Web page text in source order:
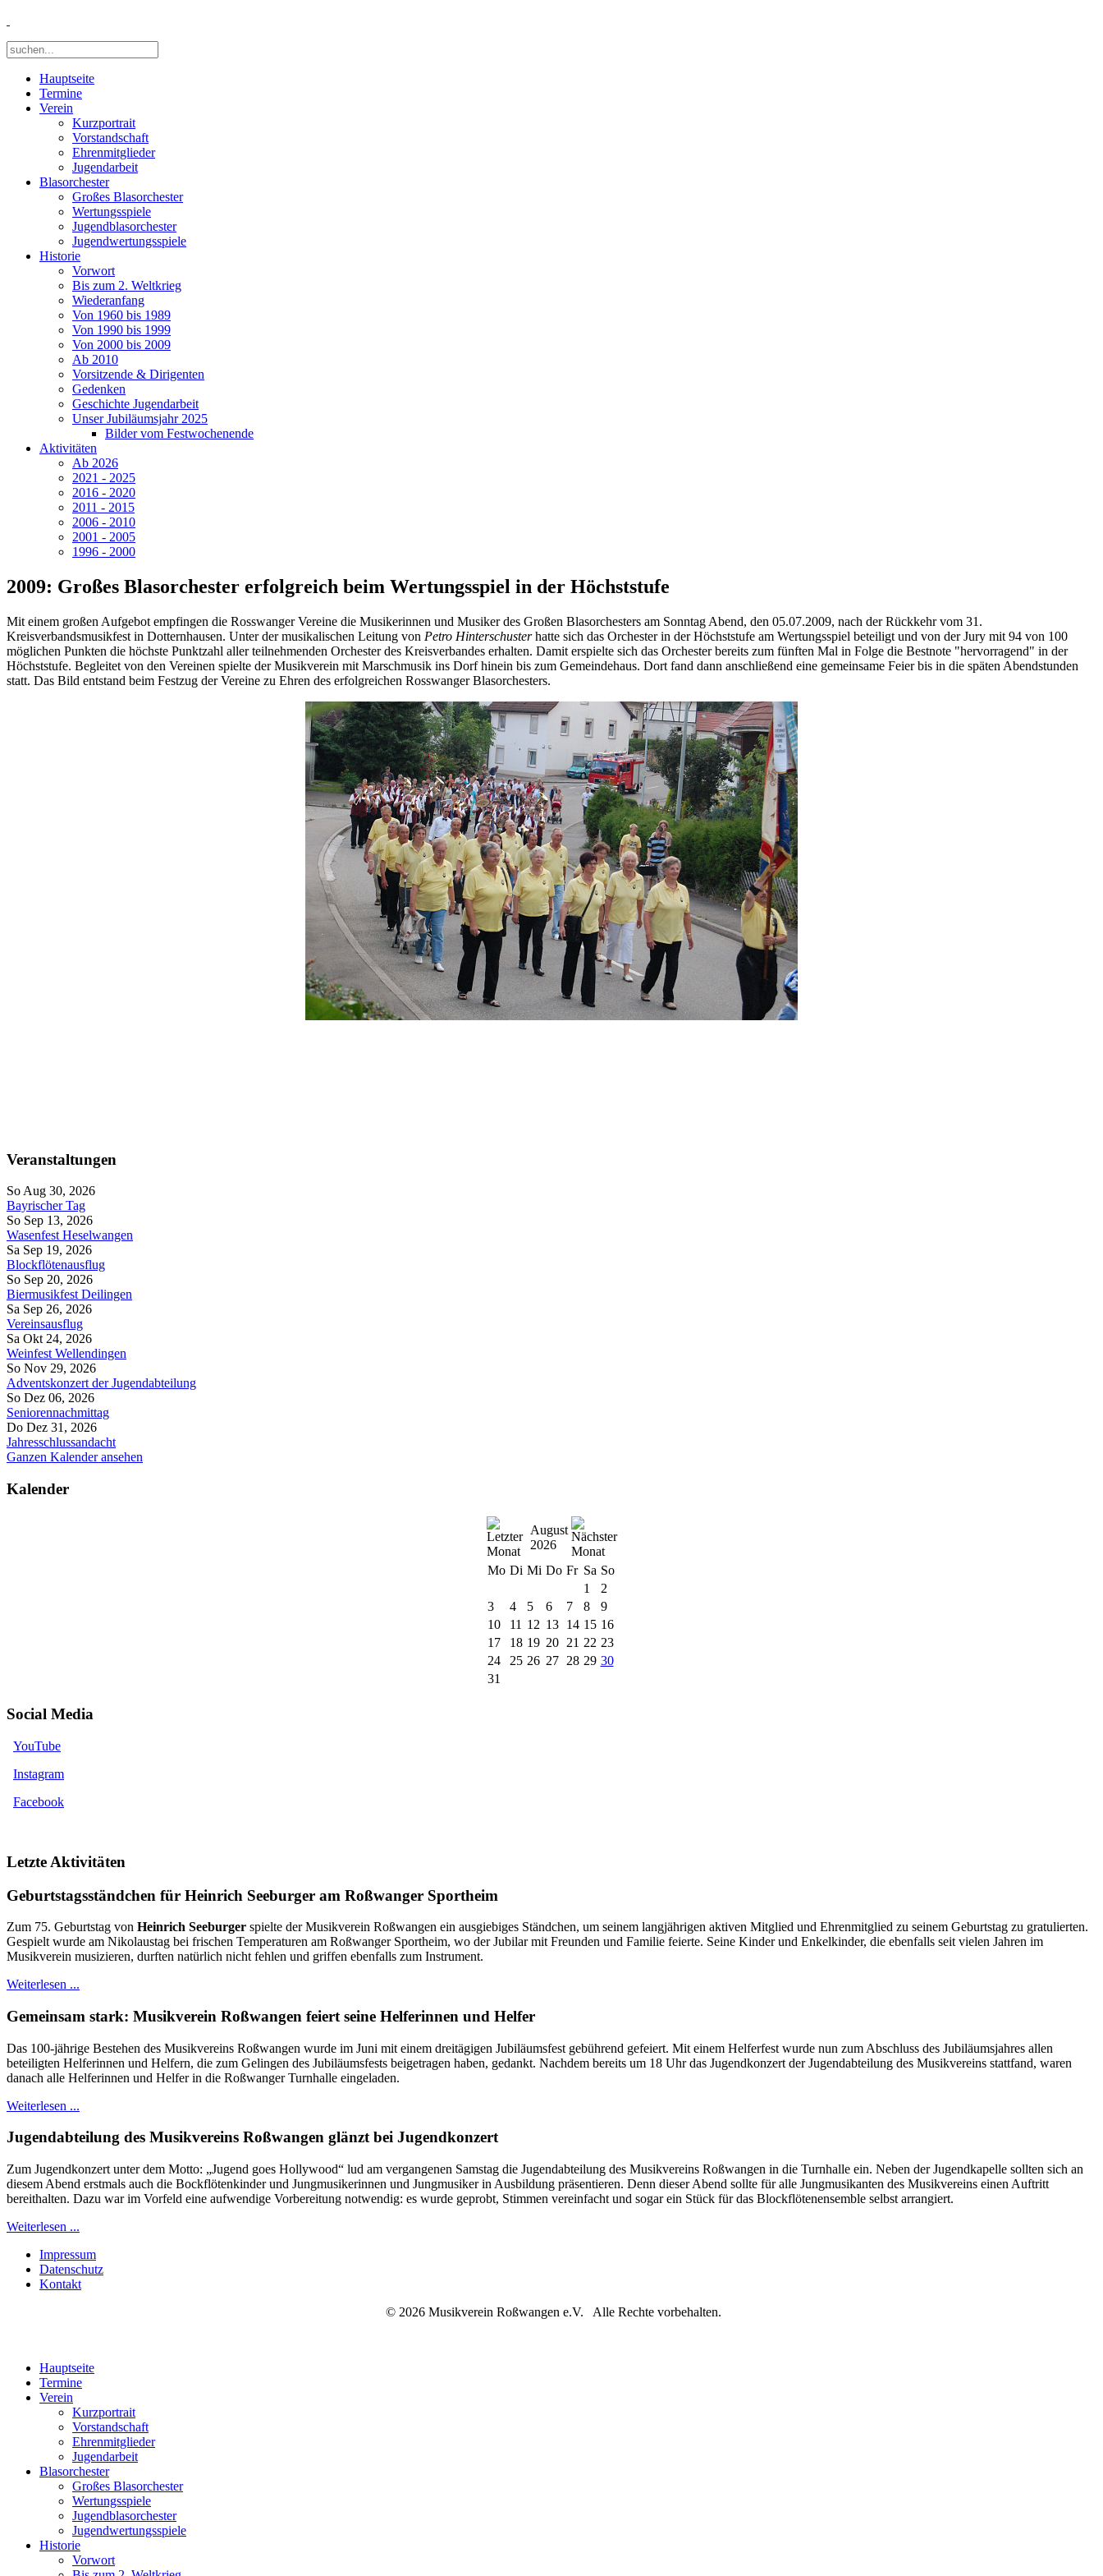
Hauptseite
Termine
Verein
Kurzportrait
Vorstandschaft
Ehrenmitglieder
Jugendarbeit
Blasorchester
Großes Blasorchester
Wertungsspiele
Jugendblasorchester
Jugendwertungsspiele
Historie
Vorwort
Bis zum 2. Weltkrieg
Wiederanfang
Von 1960 bis 1989
Von 1990 bis 1999
Von 2000 bis 2009
Ab 2010
Vorsitzende & Dirigenten
Gedenken
Geschichte Jugendarbeit
Unser Jubiläumsjahr 2025
Bilder vom Festwochenende
Aktivitäten
Ab 2026
2021 - 2025
2016 - 2020
2011 - 2015
2006 - 2010
2001 - 2005
1996 - 2000
2009: Großes Blasorchester erfolgreich beim Wertungsspiel in der Höchststufe
Mit einem großen Aufgebot empfingen die Rosswanger Vereine die Musikerinnen und Musiker des Großen Blasorchesters am Sonntag Abend, den 05.07.2009, nach der Rückkehr vom 31.
Kreisverbandsmusikfest in Dotternhausen. Unter der musikalischen Leitung von Petro Hinterschusterhatte sich das Orchester in der Höchststufe am Wertungsspiel beteiligt und von der Jury mit 94 von 100
möglichen Punkten die höchste Punktzahl aller teilnehmenden Orchester des Kreisverbandes erhalten. Damit erspielte sich das Orchester bereits zum fünften Mal in Folge die Bestnote "hervorragend" in der
Höchststufe. Begleitet von den Vereinen spielte der Musikverein mit Marschmusik ins Dorf hinein bis zum Gemeindehaus. Dort fand dann anschließend eine gemeinsame Feier bis in die späten Abendstunden
statt. Das Bild entstand beim Festzug der Vereine zu Ehren des erfolgreichen Rosswanger Blasorchesters.
Veranstaltungen
So Aug 30, 2026
Bayrischer Tag
So Sep 13, 2026
Wasenfest Heselwangen
Sa Sep 19, 2026
Blockflötenausflug
So Sep 20, 2026
Biermusikfest Deilingen
Sa Sep 26, 2026
Vereinsausflug
Sa Okt 24, 2026
Weinfest Wellendingen
So Nov 29, 2026
Adventskonzert der Jugendabteilung
So Dez 06, 2026
Seniorennachmittag
Do Dez 31, 2026
Jahresschlussandacht
Ganzen Kalender ansehen
Kalender
August
2026
Mo Di Mi Do Fr Sa So
1
2
3
4 5 6 7 8
9
10
11 12 13 14 15 16
17
18 19 20 21 22 23
24
25 26 27 28 29 30
31
Social Media
YouTube
Instagram
Facebook
Letzte Aktivitäten
Geburtstagsständchen für Heinrich Seeburger am Roßwanger Sportheim
Zum 75. Geburtstag von Heinrich Seeburger spielte der Musikverein Roßwangen ein ausgiebiges Ständchen, um seinem langjährigen aktiven Mitglied und Ehrenmitglied zu seinem Geburtstag zu gratulierten.
Gespielt wurde am Nikolaustag bei frischen Temperaturen am Roßwanger Sportheim, wo der Jubilar mit Freunden und Familie feierte. Seine Kinder und Enkelkinder, die ebenfalls seit vielen Jahren im
Musikverein musizieren, durften natürlich nicht fehlen und griffen ebenfalls zum Instrument.
Weiterlesen ...
Gemeinsam stark: Musikverein Roßwangen feiert seine Helferinnen und Helfer
Das 100-jährige Bestehen des Musikvereins Roßwangen wurde im Juni mit einem dreitägigen Jubiläumsfest gebührend gefeiert. Mit einem Helferfest wurde nun zum Abschluss des Jubiläumsjahres allen
beteiligten Helferinnen und Helfern, die zum Gelingen des Jubiläumsfests beigetragen haben, gedankt. Nachdem bereits um 18 Uhr das Jugendkonzert der Jugendabteilung des Musikvereins stattfand, waren
danach alle Helferinnen und Helfer in die Roßwanger Turnhalle eingeladen.
Weiterlesen ...
Jugendabteilung des Musikvereins Roßwangen glänzt bei Jugendkonzert
Zum Jugendkonzert unter dem Motto: „Jugend goes Hollywood“ lud am vergangenen Samstag die Jugendabteilung des Musikvereins Roßwangen in die Turnhalle ein. Neben der Jugendkapelle sollten sich an
diesem Abend erstmals auch die Bockflötenkinder und Jungmusikerinnen und Jungmusiker in Ausbildung präsentieren. Denn dieser Abend sollte für alle Jungmusikanten des Musikvereins einen Auftritt
bereithalten. Dazu war im Vorfeld eine aufwendige Vorbereitung notwendig: es wurde geprobt, Stimmen vereinfacht und sogar ein Stück für das Blockflötenensemble selbst arrangiert.
Weiterlesen ...
Impressum
Datenschutz
Kontakt
© 2026 Musikverein Roßwangen e.V. Alle Rechte vorbehalten.
Hauptseite
Termine
Verein
Kurzportrait
Vorstandschaft
Ehrenmitglieder
Jugendarbeit
Blasorchester
Großes Blasorchester
Wertungsspiele
Jugendblasorchester
Jugendwertungsspiele
Historie
Vorwort